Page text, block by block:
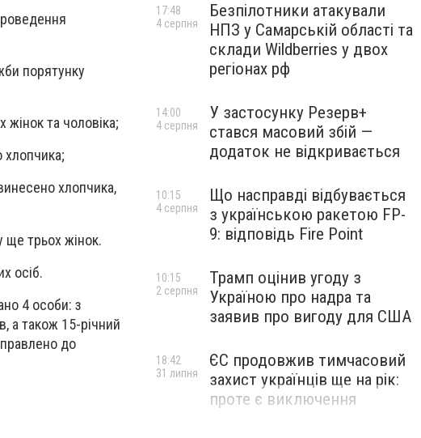
порятунку
та чоловіка;
хлопчика;
хлопчика,
ще трьох жінок.
осіб.
4 особи: з
а також 15-річний
до
Безпілотники атакували
НПЗ у Самарській області та
склади Wildberries у двох
регіонах рф
17:48
4 серпня
У застосунку Резерв+
стався масовий збій —
додаток не відкривається
14:00
4 серпня
Що насправді відбувається
з українською ракетою FP-
9: відповідь Fire Point
10:15
4 серпня
Трамп оцінив угоду з
Україною про надра та
заявив про вигоду для США
10:15
2 серпня
ЄС продовжив тимчасовий
захист українців ще на рік:
проте є виключення
18:42
31 липня